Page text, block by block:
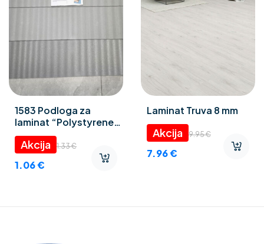
1583 Podloga za
laminat “Polystyrene
foam” 3 mm
1.33€
1.06€
Laminat Truva 8 mm
9.95€
7.96€